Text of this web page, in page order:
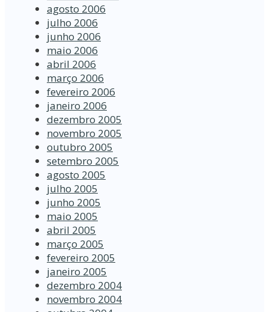
agosto 2006
julho 2006
junho 2006
maio 2006
abril 2006
março 2006
fevereiro 2006
janeiro 2006
dezembro 2005
novembro 2005
outubro 2005
setembro 2005
agosto 2005
julho 2005
junho 2005
maio 2005
abril 2005
março 2005
fevereiro 2005
janeiro 2005
dezembro 2004
novembro 2004